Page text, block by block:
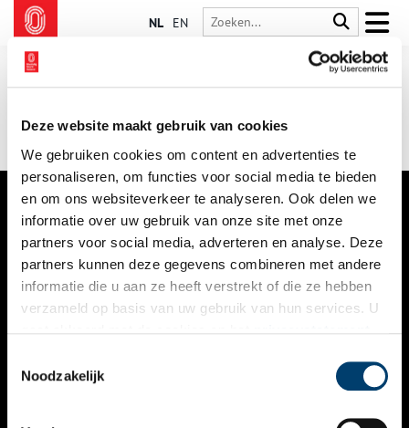
Deze website maakt gebruik van cookies
We gebruiken cookies om content en advertenties te
personaliseren, om functies voor social media te bieden
en om ons websiteverkeer te analyseren. Ook delen we
informatie over uw gebruik van onze site met onze
partners voor social media, adverteren en analyse. Deze
partners kunnen deze gegevens combineren met andere
informatie die u aan ze heeft verstrekt of die ze hebben
verzameld op basis van uw gebruik van hun services. U
Noodzakelijk
NL EN
VERHALEN
NIEUWS
KALENDER
ACTIVITEITEN